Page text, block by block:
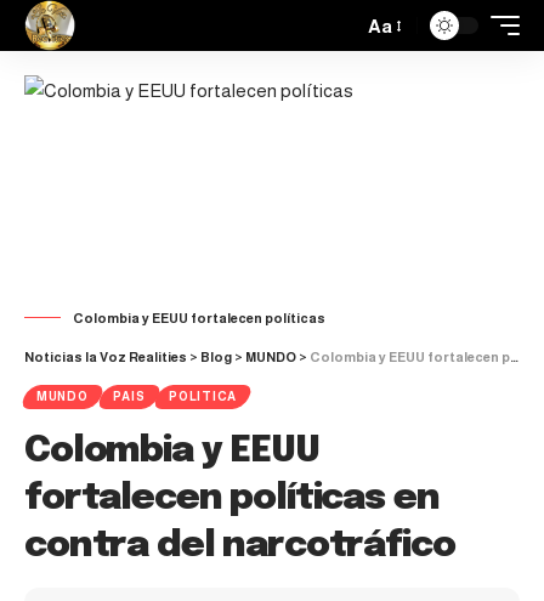
Aa
Colombia y EEUU fortalecen políticas
Noticias la Voz Realities > Blog > MUNDO > Colombia y EEUU fortalecen políticas en contra del narcotráfico
MUNDO PAIS POLITICA
Colombia y EEUU
fortalecen políticas en
contra del narcotráfico